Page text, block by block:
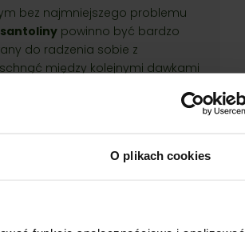
O plikach cookies
bez najmniejszego problemu
powinno być bardzo
do radzenia sobie z
między kolejnymi dawkami
lata, zapamiętaj jej cztery